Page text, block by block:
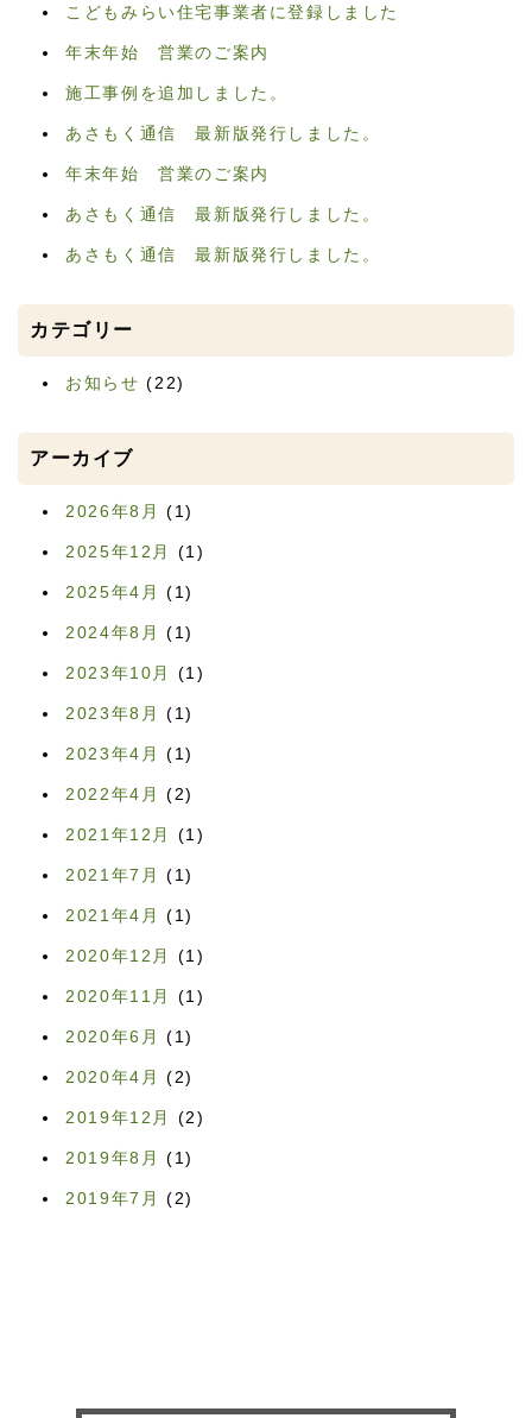
こどもみらい住宅事業者に登録しました
年末年始 営業のご案内
施工事例を追加しました。
あさもく通信 最新版発行しました。
年末年始 営業のご案内
あさもく通信 最新版発行しました。
あさもく通信 最新版発行しました。
カテゴリー
お知らせ (22)
アーカイブ
2026年8月 (1)
2025年12月 (1)
2025年4月 (1)
2024年8月 (1)
2023年10月 (1)
2023年8月 (1)
2023年4月 (1)
2022年4月 (2)
2021年12月 (1)
2021年7月 (1)
2021年4月 (1)
2020年12月 (1)
2020年11月 (1)
2020年6月 (1)
2020年4月 (2)
2019年12月 (2)
2019年8月 (1)
2019年7月 (2)